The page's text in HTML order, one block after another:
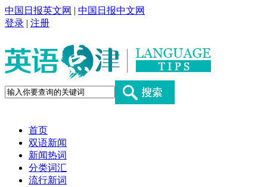
中国日报英文网 | 中国日报中文网
登录 | 注册
首页
双语新闻
新闻热词
分类词汇
流行新词